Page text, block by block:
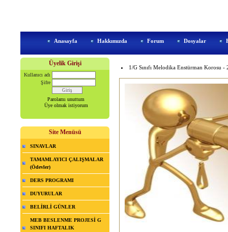
Anasayfa Hakkımızda Forum Dosyalar
Üyelik Girişi
Kullanıcı adı
Şifre
Parolamı unuttum
Üye olmak istiyorum
Site Menüsü
SINAVLAR
TAMAMLAYICI ÇALIŞMALAR
(Ödevler)
DERS PROGRAMI
DUYURULAR
BELİRLİ GÜNLER
MEB BESLENME PROJESİ G
SINIFI HAFTALIK
1/G Sınıfı Melodika Enstürman Korosu -